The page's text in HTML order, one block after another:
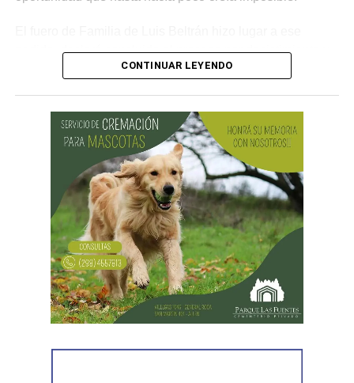
pedido, declaró concluido el proceso por desistimiento y
ordenó el archivo de las actuaciones. La jueza consideró
El joven había promovido la acción para solicitar la
supresión de su apellido paterno. Durante la etapa inicial
del trámite se incorporó la documentación presentada, se
ordenó la publicación de edictos y se dispusieron
distintas medidas previas. En esa etapa la demanda
todavía no había sido notificada al progenitor.
Al comunicar su decisión de desistir, explicó que el
proceso terapéutico le permitió replantear el conflicto
desde otra perspectiva. Expresó que quería intentar
perdido y brindarse mutuamente una oportunidad antes
CONTINUAR LEYENDO